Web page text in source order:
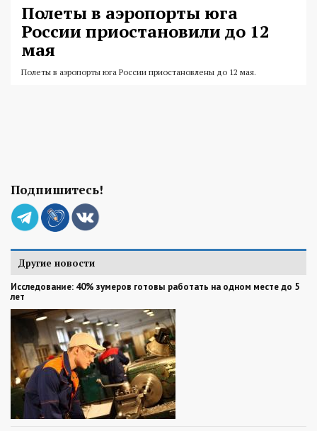
Полеты в аэропорты юга
России приостановили до 12
мая
Полеты в аэропорты юга России приостановлены до 12 мая.
Подпишитесь!
Другие новости
Исследование: 40% зумеров готовы работать на одном месте до 5
лет